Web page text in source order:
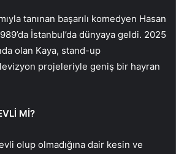
tanınan başarılı komedyen Hasan
İstanbul’da dünyaya geldi. 2025
olan Kaya, stand-up
projeleriyle geniş bir hayran
Mİ?
olup olmadığına dair kesin ve